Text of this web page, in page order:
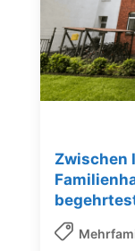
Zwischen